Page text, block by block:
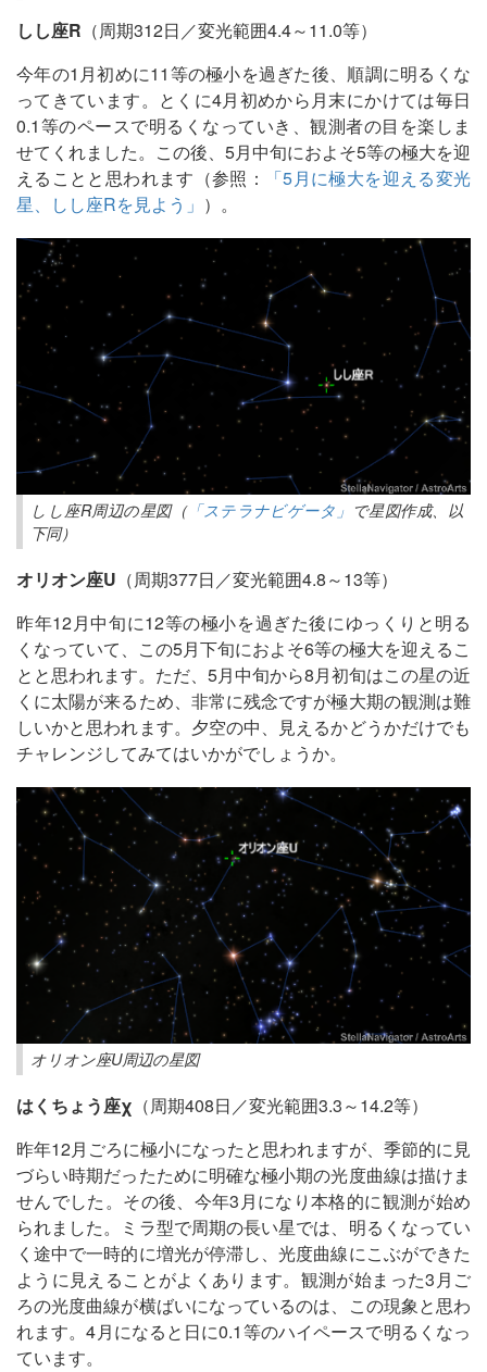
しし座R （周期312日／変光範囲4.4～11.0等）
今年の1月初めに11等の極小を過ぎた後、順調に明るくな
ってきています。とくに4月初めから月末にかけては毎日
0.1等のペースで明るくなっていき、観測者の目を楽しま
せてくれました。この後、5月中旬におよそ5等の極大を迎
えることと思われます（参照：
「5月に極大を迎える変光
星、しし座Rを見よう」 ）。
しし座R周辺の星図（「ステラナビゲータ」 で星図作成、以
下同）
オリオン座U （周期377日／変光範囲4.8～13等）
昨年12月中旬に12等の極小を過ぎた後にゆっくりと明る
くなっていて、この5月下旬におよそ6等の極大を迎えるこ
とと思われます。ただ、5月中旬から8月初旬はこの星の近
くに太陽が来るため、非常に残念ですが極大期の観測は難
しいかと思われます。夕空の中、見えるかどうかだけでも
チャレンジしてみてはいかがでしょうか。
オリオン座U周辺の星図
はくちょう座χ （周期408日／変光範囲3.3～14.2等）
昨年12月ごろに極小になったと思われますが、季節的に見
づらい時期だったために明確な極小期の光度曲線は描けま
せんでした。その後、今年3月になり本格的に観測が始め
られました。ミラ型で周期の長い星では、明るくなってい
く途中で一時的に増光が停滞し、光度曲線にこぶができた
ように見えることがよくあります。観測が始まった3月ご
ろの光度曲線が横ばいになっているのは、この現象と思わ
れます。4月になると日に0.1等のハイペースで明るくなっ
ています。